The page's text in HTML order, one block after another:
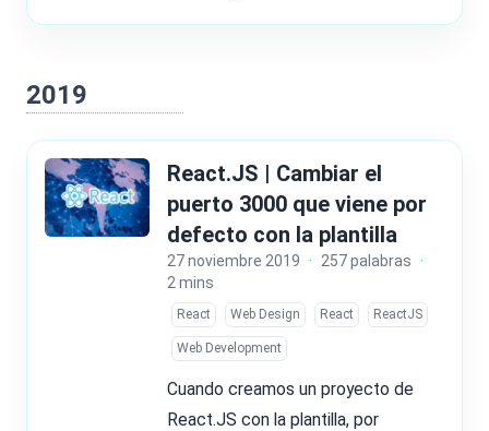
2019
React.JS | Cambiar el
puerto 3000 que viene por
defecto con la plantilla
27 noviembre 2019 · 257 palabras ·
2 mins
React Web Design React ReactJS
Web Development
Cuando creamos un proyecto de
React.JS con la plantilla, por